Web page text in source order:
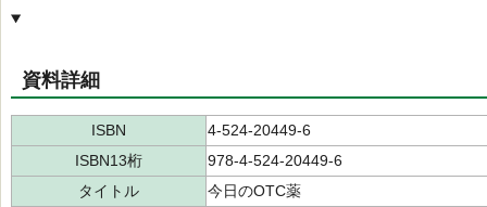
資料詳細
ISBN
4-524-20449-6
ISBN13桁
978-4-524-20449-6
タイトル
今日のOTC薬